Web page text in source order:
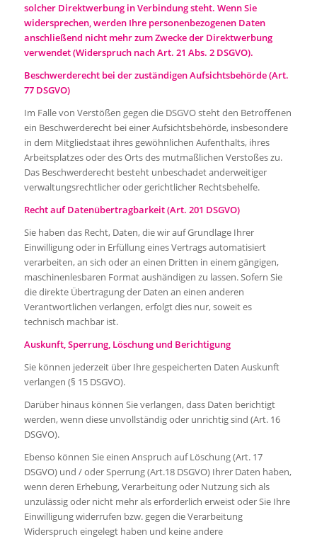
solcher Direktwerbung in Verbindung steht. Wenn Sie
widersprechen, werden Ihre personenbezogenen Daten
anschließend nicht mehr zum Zwecke der Direktwerbung
verwendet (Widerspruch nach Art. 21 Abs. 2 DSGVO).
Beschwerderecht bei der zuständigen Aufsichtsbehörde (Art.
77 DSGVO)
Im Falle von Verstößen gegen die DSGVO steht den Betroffenen
ein Beschwerderecht bei einer Aufsichtsbehörde, insbesondere
in dem Mitgliedstaat ihres gewöhnlichen Aufenthalts, ihres
Arbeitsplatzes oder des Orts des mutmaßlichen Verstoßes zu.
Das Beschwerderecht besteht unbeschadet anderweitiger
verwaltungsrechtlicher oder gerichtlicher Rechtsbehelfe.
Recht auf Datenübertragbarkeit (Art. 201 DSGVO)
Sie haben das Recht, Daten, die wir auf Grundlage Ihrer
Einwilligung oder in Erfüllung eines Vertrags automatisiert
verarbeiten, an sich oder an einen Dritten in einem gängigen,
maschinenlesbaren Format aushändigen zu lassen. Sofern Sie
die direkte Übertragung der Daten an einen anderen
Verantwortlichen verlangen, erfolgt dies nur, soweit es
technisch machbar ist.
Auskunft, Sperrung, Löschung und Berichtigung
Sie können jederzeit über Ihre gespeicherten Daten Auskunft
verlangen (§ 15 DSGVO).
Darüber hinaus können Sie verlangen, dass Daten berichtigt
werden, wenn diese unvollständig oder unrichtig sind (Art. 16
DSGVO).
Ebenso können Sie einen Anspruch auf Löschung (Art. 17
DSGVO) und / oder Sperrung (Art.18 DSGVO) Ihrer Daten haben,
wenn deren Erhebung, Verarbeitung oder Nutzung sich als
unzulässig oder nicht mehr als erforderlich erweist oder Sie Ihre
Einwilligung widerrufen bzw. gegen die Verarbeitung
Widerspruch eingelegt haben und keine andere